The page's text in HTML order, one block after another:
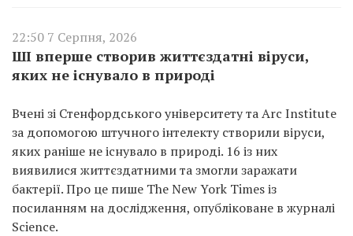
22:50 7 Серпня, 2026
ШІ вперше створив життєздатні віруси,
яких не існувало в природі
Вчені зі Стенфордського університету та Arc Institute
за допомогою штучного інтелекту створили віруси,
яких раніше не існувало в природі. 16 із них
виявилися життєздатними та змогли заражати
бактерії. Про це пише The New York Times із
посиланням на дослідження, опубліковане в журналі
Science.